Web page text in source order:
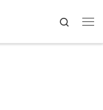
Search